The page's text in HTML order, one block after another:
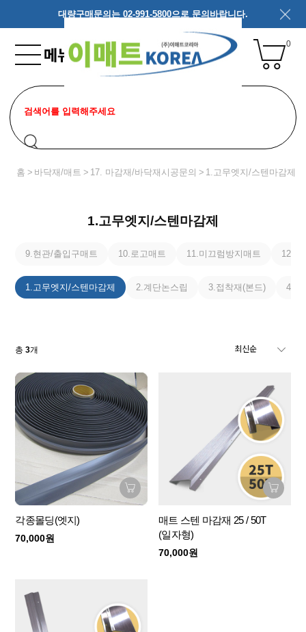
대량구매문의는 02-991-5800으로 문의바랍니다.
0
홈 바닥재/매트 17. 마감재/바닥재시공문의 1.고무엣지/스텐마감제
1.고무엣지/스텐마감제
9.현관/출입구매트 10.로고매트 11.미끄럼방지매트 12.체
1.고무엣지/스텐마감제 2.계단논스립 3.접착재(본드) 4.바
총3개
각종몰딩(엣지)
70,000원
매트 스텐 마감재 25 / 50T
(일자형)
70,000원